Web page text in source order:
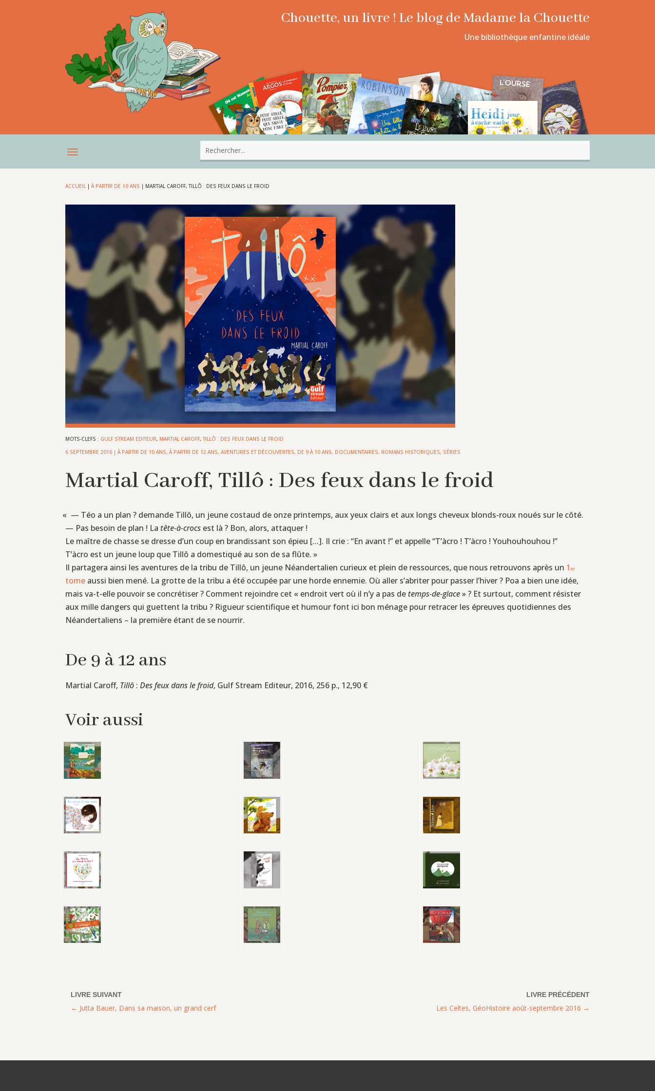
Chouette, un livre ! Le blog de Madame la Chouette
Une bibliothèque enfantine idéale
ACCUEIL |À PARTIR DE 10 ANS | MARTIAL CAROFF, TILLÔ : DES FEUX DANS LE FROID
MOTS-CLEFS : GULF STREAM EDITEUR, MARTIAL CAROFF,TILLÔ : DES FEUX DANS LE FROID
6 SEPTEMBRE 2016 |À PARTIR DE 10 ANS,À PARTIR DE 12 ANS,AVENTURES ET DÉCOUVERTES, DE 9 À 10 ANS, DOCUMENTAIRES, ROMANS HISTORIQUES, SÉRIES
Martial Caroff, Tillô : Des feux dans le froid
« — Téo a un plan ? demande Tillô, un jeune costaud de onze printemps, aux yeux clairs et aux longs cheveux blonds-roux noués sur le côté.
— Pas besoin de plan ! La tête-à-crocs est là ? Bon, alors, attaquer !
Le maître de chasse se dresse d’un coup en brandissant son épieu […]. Il crie : “En avant !” et appelle “T’àcro ! T’àcro ! Youhouhouhou !”
T’àcro est un jeune loup que Tillô a domestiqué au son de sa flûte. »
Il partagera ainsi les aventures de la tribu de Tillô, un jeune Néandertalien curieux et plein de ressources, que nous retrouvons après un 1er
tome aussi bien mené. La grotte de la tribu a été occupée par une horde ennemie. Où aller s’abriter pour passer l’hiver ? Poa a bien une idée,
mais va-t-elle pouvoir se concrétiser ? Comment rejoindre cet « endroit vert où il n’y a pas de temps-de-glace» ? Et surtout, comment résister
aux mille dangers qui guettent la tribu ? Rigueur scientifique et humour font ici bon ménage pour retracer les épreuves quotidiennes des
Néandertaliens – la première étant de se nourrir.
De 9 à 12 ans
Martial Caroff, Tillô :Des feux dans le froid, Gulf Stream Editeur, 2016, 256 p., 12,90 €
Voir aussi
Les Celtes, GéoHistoire août-septembre 2016
Jutta Bauer, Dans sa maison, un grand cerf